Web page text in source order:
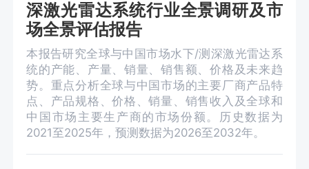
深激光雷达系统行业全景调研及市
场全景评估报告
本报告研究全球与中国市场水下/测深激光雷达系
统的产能、产量、销量、销售额、价格及未来趋
势。重点分析全球与中国市场的主要厂商产品特
点、产品规格、价格、销量、销售收入及全球和
中国市场主要生产商的市场份额。历史数据为
2021至2025年，预测数据为2026至2032年。